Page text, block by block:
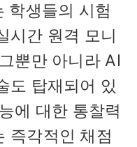
학생들의 시험
시간 원격 모니
뿐만 아니라 AI
도 탑재되어 있
에 대한 통찰력
즉각적인 채점